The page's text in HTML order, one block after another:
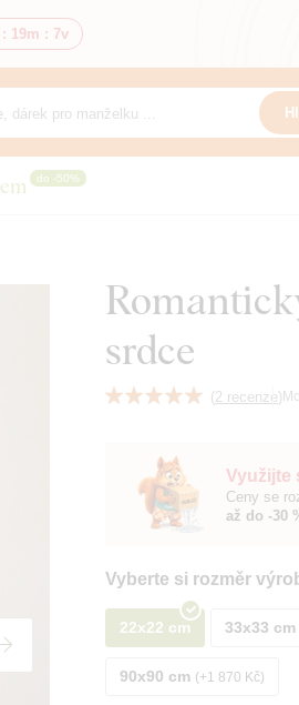
: 19m : 5v
do -50%
srdce
(2 recenze)
Využijte
Ceny se
až do -30
Vyberte si rozměr
22x22 cm 33x33 cm
90x90 cm +1 870 Kč